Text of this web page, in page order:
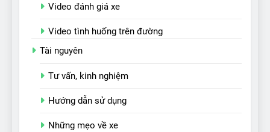
Video đánh giá xe
Video tình huống trên đường
Tài nguyên
Tư vấn, kinh nghiệm
Hướng dẫn sử dụng
Những mẹo về xe